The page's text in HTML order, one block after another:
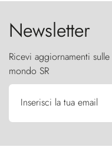
Newsletter
Ricevi aggiornamenti
mondo SR
Inserisci la tua email